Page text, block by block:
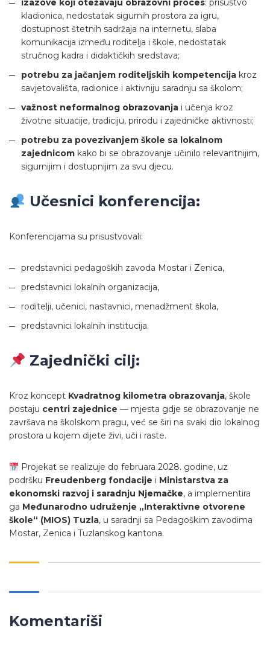
izazove koji otežavaju obrazovni proces: prisustvo
kladionica, nedostatak sigurnih prostora za igru,
dostupnost štetnih sadržaja na internetu, slaba
komunikacija između roditelja i škole, nedostatak
stručnog kadra i didaktičkih sredstava;
potrebu za jačanjem roditeljskih kompetencija kroz
savjetovališta, radionice i aktivniju saradnju sa školom;
važnost neformalnog obrazovanja i učenja kroz
životne situacije, tradiciju, prirodu i zajedničke aktivnosti;
potrebu za povezivanjem škole sa lokalnom
zajednicom kako bi se obrazovanje učinilo relevantnijim,
sigurnijim i dostupnijim za svu djecu.
Učesnici konferencija:
Konferencijama su prisustvovali:
predstavnici pedagoških zavoda Mostar i Zenica,
predstavnici lokalnih organizacija,
roditelji, učenici, nastavnici, menadžment škola,
predstavnici lokalnih institucija.
Zajednički cilj:
Kroz koncept Kvadratnog kilometra obrazovanja, škole
postaju centri zajednice — mjesta gdje se obrazovanje ne
završava na školskom pragu, već se širi na svaki dio lokalnog
prostora u kojem dijete živi, uči i raste.
Projekat se realizuje do februara 2028. godine, uz
podršku Freudenberg fondacije i Ministarstva za
ekonomski razvoj i saradnju Njemačke, a implementira
ga Međunarodno udruženje „Interaktivne otvorene
škole“ (MIOS) Tuzla, u saradnji sa Pedagoškim zavodima
Mostar, Zenica i Tuzlanskog kantona.
Komentariši